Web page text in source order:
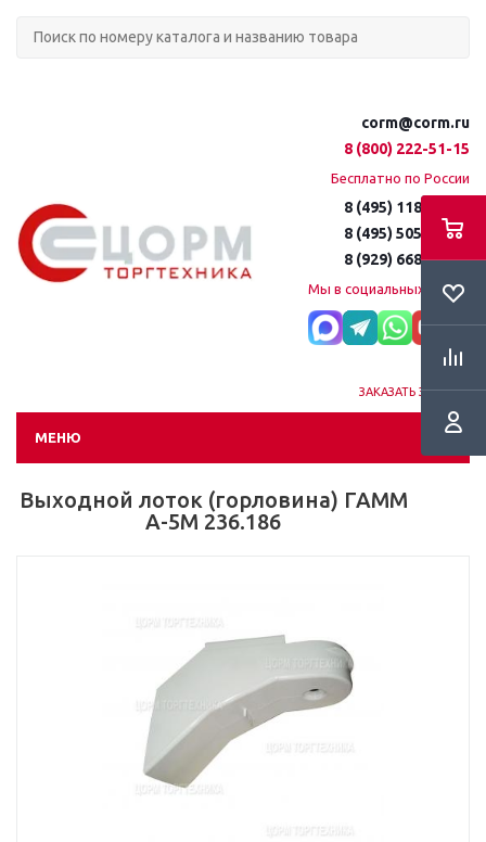
corm@corm.ru
8 (800) 222-51-15
Бесплатно по России
8 (495) 118-61-16
8 (495) 505-51-15
8 (929) 668-95-35
Мы в социальных сетях:
ЗАКАЗАТЬ ЗВОНОК
МЕНЮ
Выходной лоток (горловина) ГАММ
А-5М 236.186